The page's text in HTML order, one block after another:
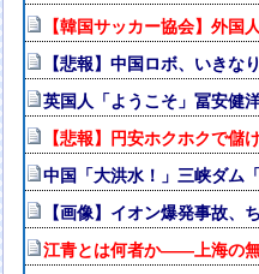
【韓国サッカー協会】外
【悲報】中国ロボ、いきな
英国人「ようこそ」冨安健
【悲報】円安ホクホクで
中国「大洪水！」三峡ダム
【画像】イオン爆発事故、
江青とは何者か——上海の無